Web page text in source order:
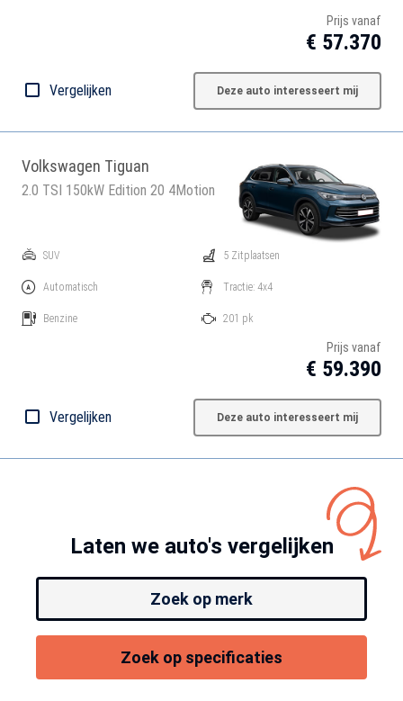
Prijs vanaf
€ 57.370
Vergelijken Deze auto interesseert mij
Volkswagen Tiguan
2.0 TSI 150kW Edition 20 4Motion
SUV
Automatisch
Benzine
5 Zitplaatsen
Tractie: 4x4
201 pk
Prijs vanaf
€ 59.390
Vergelijken Deze auto interesseert mij
Laten we auto's vergelijken
Zoek op merk
Zoek op specificaties